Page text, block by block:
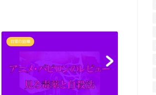
日常の話題